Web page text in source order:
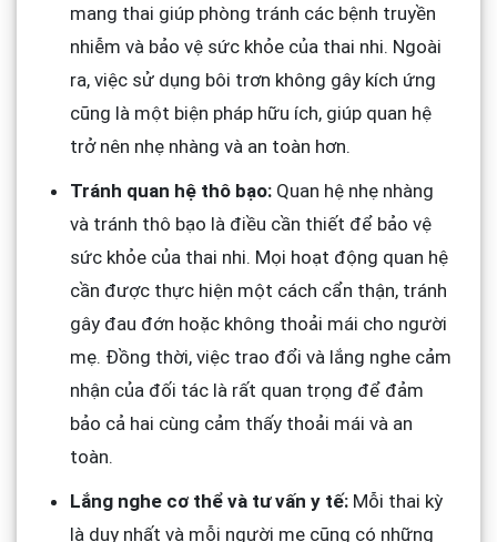
mang thai giúp phòng tránh các bệnh truyền
nhiễm và bảo vệ sức khỏe của thai nhi. Ngoài
ra, việc sử dụng bôi trơn không gây kích ứng
cũng là một biện pháp hữu ích, giúp quan hệ
trở nên nhẹ nhàng và an toàn hơn.
Tránh quan hệ thô bạo:Quan hệ nhẹ nhàng
và tránh thô bạo là điều cần thiết để bảo vệ
sức khỏe của thai nhi. Mọi hoạt động quan hệ
cần được thực hiện một cách cẩn thận, tránh
gây đau đớn hoặc không thoải mái cho người
mẹ. Đồng thời, việc trao đổi và lắng nghe cảm
nhận của đối tác là rất quan trọng để đảm
bảo cả hai cùng cảm thấy thoải mái và an
toàn.
Lắng nghe cơ thể và tư vấn y tế:Mỗi thai kỳ
là duy nhất và mỗi người mẹ cũng có những